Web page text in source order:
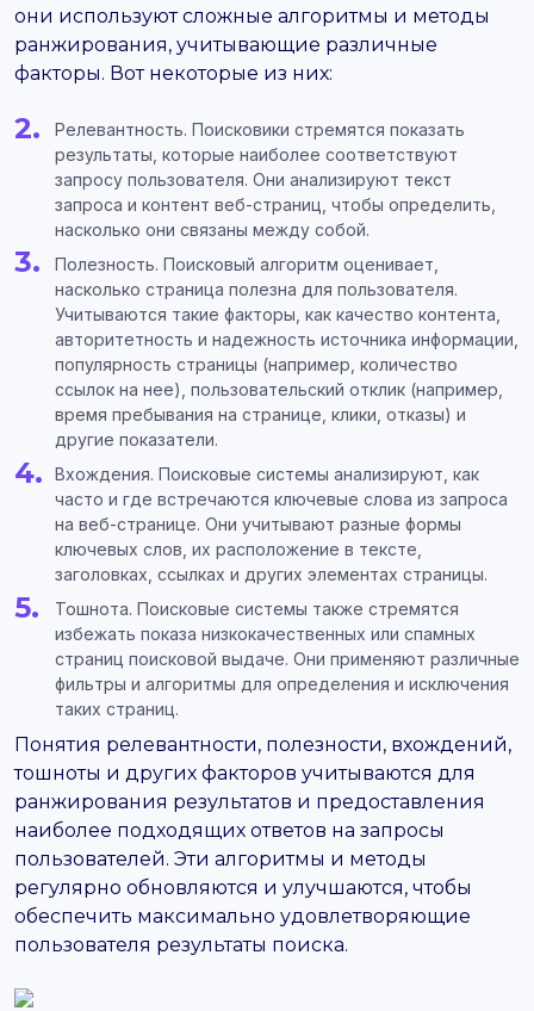
они используют сложные алгоритмы и методы
ранжирования, учитывающие различные
факторы. Вот некоторые из них:
Релевантность. Поисковики стремятся показать
результаты, которые наиболее соответствуют
запросу пользователя. Они анализируют текст
запроса и контент веб-страниц, чтобы определить,
насколько они связаны между собой.
Полезность. Поисковый алгоритм оценивает,
насколько страница полезна для пользователя.
Учитываются такие факторы, как качество контента,
авторитетность и надежность источника информации,
популярность страницы (например, количество
ссылок на нее), пользовательский отклик (например,
время пребывания на странице, клики, отказы) и
другие показатели.
Вхождения. Поисковые системы анализируют, как
часто и где встречаются ключевые слова из запроса
на веб-странице. Они учитывают разные формы
ключевых слов, их расположение в тексте,
заголовках, ссылках и других элементах страницы.
Тошнота. Поисковые системы также стремятся
избежать показа низкокачественных или спамных
страниц поисковой выдаче. Они применяют различные
фильтры и алгоритмы для определения и исключения
таких страниц.
Понятия релевантности, полезности, вхождений,
тошноты и других факторов учитываются для
ранжирования результатов и предоставления
наиболее подходящих ответов на запросы
пользователей. Эти алгоритмы и методы
регулярно обновляются и улучшаются, чтобы
обеспечить максимально удовлетворяющие
пользователя результаты поиска.